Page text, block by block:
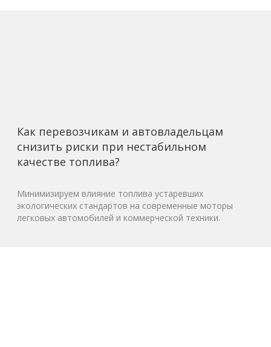
Как перевозчикам и автовладельцам
снизить риски при нестабильном
качестве топлива?
Минимизируем влияние топлива устаревших
экологических стандартов на современные моторы
легковых автомобилей и коммерческой техники.